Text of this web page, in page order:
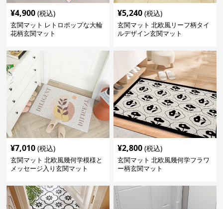
¥4,900 (税込)
玄関マット レトロポップな大輪
花柄玄関マット
¥5,240 (税込)
玄関マット 北欧風リーフ柄タイ
ルデザイン玄関マット
¥7,010 (税込)
玄関マット 北欧風幾何学模様と
メッセージ入り玄関マット
¥2,800 (税込)
玄関マット 北欧風幾何学フラワ
ー柄玄関マット